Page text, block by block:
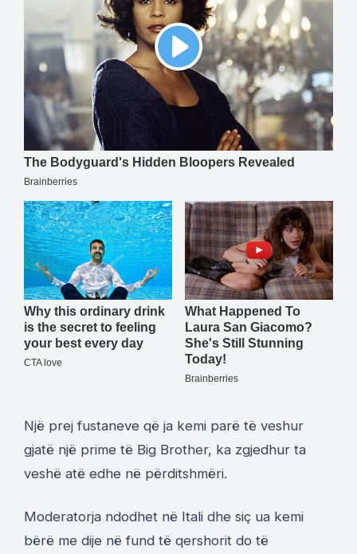
Një prej fustaneve që ja kemi parë të veshur
gjatë një prime të Big Brother, ka zgjedhur ta
veshë atë edhe në përditshmëri.
Moderatorja ndodhet në Itali dhe siç ua kemi
bërë me dije në fund të qershorit do të